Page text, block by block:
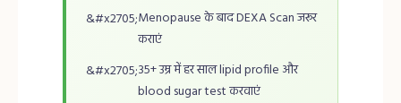
Menopause के बाद DEXA Scan जरूर
कराएं
35+ उम्र में हर साल lipid profile और
blood sugar test करवाएं